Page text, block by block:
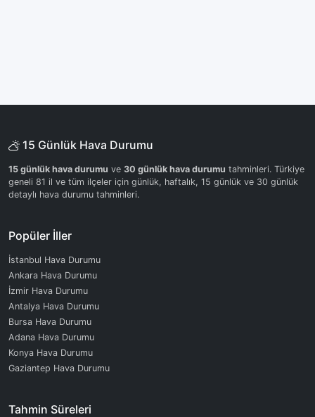
15 Günlük Hava Durumu
15 günlük hava durumu ve 30 günlük hava durumu tahminleri. Türkiye
geneli 81 il ve tüm ilçeler için günlük, haftalık, 15 günlük ve 30 günlük
detaylı hava durumu tahminleri.
Popüler İller
İstanbul Hava Durumu
Ankara Hava Durumu
İzmir Hava Durumu
Antalya Hava Durumu
Bursa Hava Durumu
Adana Hava Durumu
Konya Hava Durumu
Gaziantep Hava Durumu
Tahmin Süreleri